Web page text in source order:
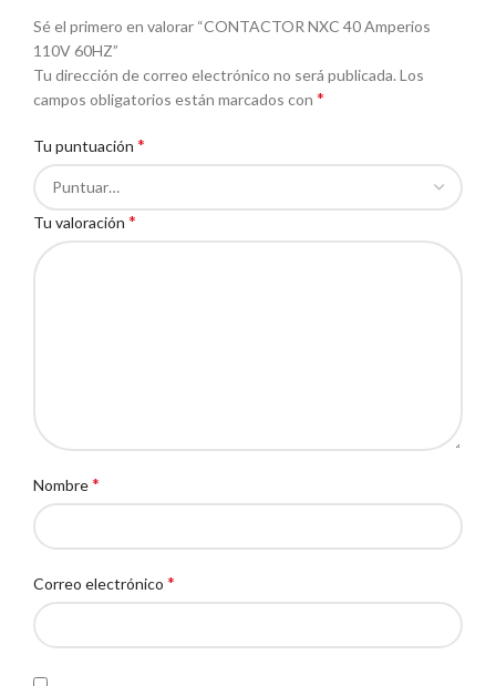
Sé el primero en valorar “CONTACTOR NXC 40 Amperios
110V 60HZ”
Tu dirección de correo electrónico no será publicada. Los
campos obligatorios están marcados con *
Tu puntuación *
Tu valoración *
Nombre*
Correo electrónico *